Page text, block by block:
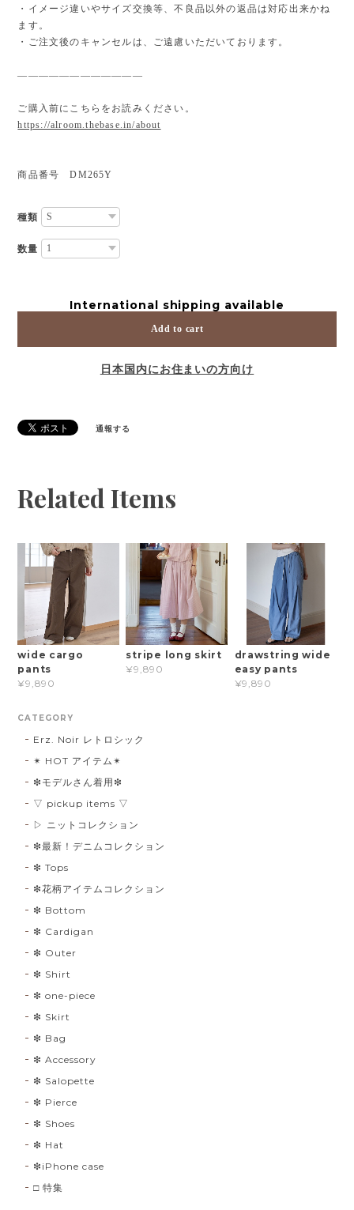
・イメージ違いやサイズ交換等、不良品以外の返品は対応出来かね
ます。
・ご注文後のキャンセルは、ご遠慮いただいております。
————————————
ご購入前にこちらをお読みください。
https://alroom.thebase.in/about
商品番号 DM265Y
種類
数量
International shipping available
Add to cart
日本国内にお住まいの方向け
通報する
Related Items
wide cargo
pants
¥9,890
stripe long skirt
¥9,890
drawstring wide
easy pants
¥9,890
CATEGORY
Erz. Noir レトロシック
✴︎ HOT アイテム✴︎
❇︎モデルさん着用❇︎
▽ pickup items ▽
▷ ニットコレクション
❇︎最新！デニムコレクション
❇︎ Tops
❇︎花柄アイテムコレクション
❇︎ Bottom
❇︎ Cardigan
❇︎ Outer
❇︎ Shirt
❇︎ one-piece
❇︎ Skirt
❇︎ Bag
❇︎ Accessory
❇︎ Salopette
❇︎ Pierce
❇︎ Shoes
❇︎ Hat
❇︎iPhone case
□ 特集